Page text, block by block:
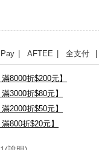
| AFTEE | 全支付
8000折$200元】
3000折$80元】
2000折$50元】
800折$20元】